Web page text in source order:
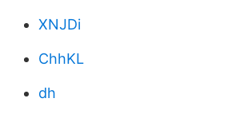
XNJDi
ChhKL
dh